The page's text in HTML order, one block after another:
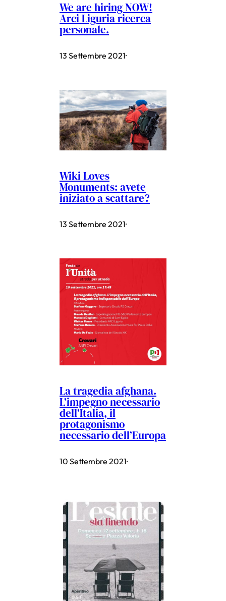
We are hiring NOW!
Arci Liguria ricerca
personale.
13 Settembre 2021·
Wiki Loves
Monuments: avete
iniziato a scattare?
13 Settembre 2021·
La tragedia afghana.
L’impegno necessario
dell’Italia, il
protagonismo
necessario dell’Europa
10 Settembre 2021·